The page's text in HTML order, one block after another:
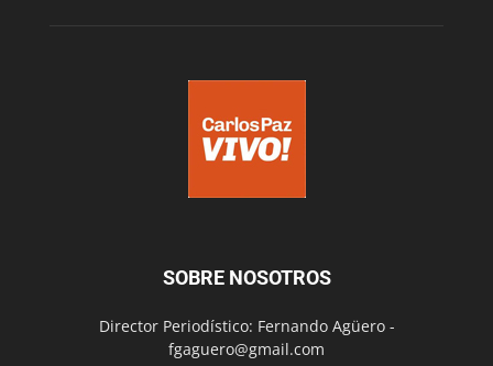
SOBRE NOSOTROS
Director Periodístico: Fernando Agüero -
fgaguero@gmail.com